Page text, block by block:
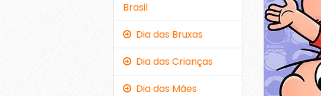
Brasil
Dia das Bruxas
Dia das Crianças
Dia das Mães